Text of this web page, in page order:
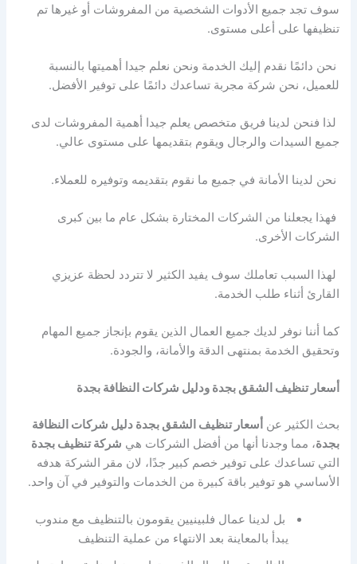
سوف تجد جميع الأدوات الشخصية من المفروشات أو غيرها تم
تنظيفها على أعلى مستوى.
نحن دائمًا نقدم إليك الخدمة ونحن نعلم جيدا أهميتها بالنسبة
للعميل، نحن شركة مجربة تساعدك دائمًا على توفير الأفضل.
لذا فنحن لدينا فريق متخصص يعلم جيدا أهمية المفروشات لدى
جميع السيدات والرجال ويقوم بتقديمها على مستوى عالي.
نحن لدينا الأمانة في جميع ما نقوم بتقديمه وتوفيره للعملاء.
فهذا يجعلنا من الشركات المختارة بشكل عام ما بين كبرى
الشركات الأخرى.
لهذا السبب تعاملك سوف يفيد الكثير لا تتردد لحظة عزيزي
القارئ أثناء طلب الخدمة.
كما أننا نوفر لديك جميع العمال الذين يقوم بإنجاز جميع المهام
وتحقيق الخدمة بمنتهى الدقة والأمانة، والجودة.
أسعار تنظيف الشقق بجدة ودليل شركات النظافة بجدة
بحث الكثير عن أسعار تنظيف الشقق بجدة دليل شركات النظافة
بجدة، مما وجدنا أنها من أفضل الشركات هي شركة تنظيف بجدة
التي تساعدك على توفير خصم كبير جدًا، لان مقر الشركة هدفه
الأساسي هو توفير باقة كبيرة من الخدمات والتوفير في آن واحد.
بل لدينا عمال فلبينيين يقومون بالتنظيف مع مندوب
يبدأ بالمعاينة بعد الانتهاء من عملية التنظيف